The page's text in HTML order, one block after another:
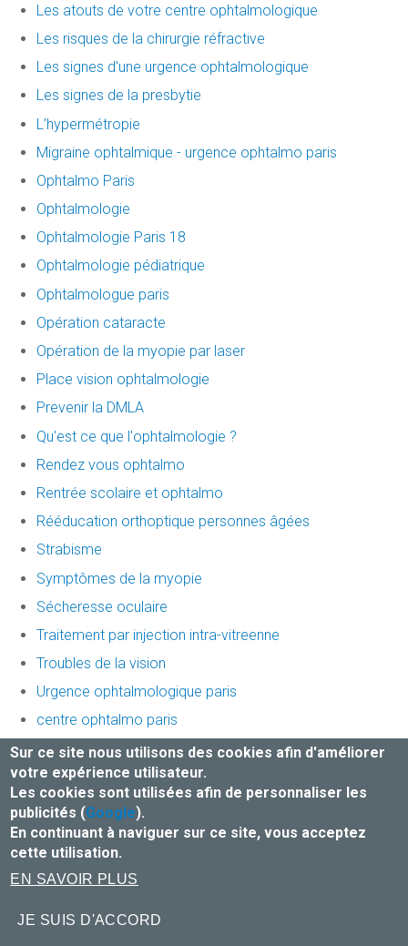
Les atouts de votre centre ophtalmologique
Les risques de la chirurgie réfractive
Les signes d'une urgence ophtalmologique
Les signes de la presbytie
L’hypermétropie
Migraine ophtalmique - urgence ophtalmo paris
Ophtalmo Paris
Ophtalmologie
Ophtalmologie Paris 18
Ophtalmologie pédiatrique
Ophtalmologue paris
Opération cataracte
Opération de la myopie par laser
Place vision ophtalmologie
Prevenir la DMLA
Qu'est ce que l'ophtalmologie ?
Rendez vous ophtalmo
Rentrée scolaire et ophtalmo
Rééducation orthoptique personnes âgées
Strabisme
Symptômes de la myopie
Sécheresse oculaire
Traitement par injection intra-vitreenne
Troubles de la vision
Urgence ophtalmologique paris
centre ophtalmo paris
centre ophtalmologique Place Dentaire
Mentions légales et Traitement des données
centre dentaire- centre dentaire barbes-
ophtalmologue pre saint gervais
18-urgence dentaire
Sur ce site nous utilisons des cookies afin d'améliorer
votre expérience utilisateur.
Les cookies sont utilisées afin de personnaliser les
publicités (Google).
En continuant à naviguer sur ce site, vous acceptez
cette utilisation.
EN SAVOIR PLUS
JE SUIS D'ACCORD